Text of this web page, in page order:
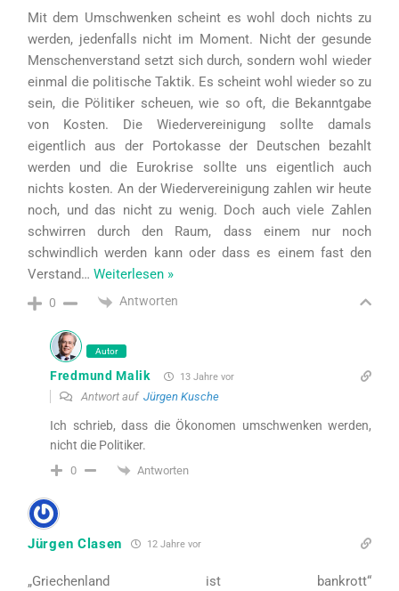
Mit dem Umschwenken scheint es wohl doch nichts zu
werden, jedenfalls nicht im Moment. Nicht der gesunde
Menschenverstand setzt sich durch, sondern wohl wieder
einmal die politische Taktik. Es scheint wohl wieder so zu
sein, die Pölitiker scheuen, wie so oft, die Bekanntgabe
von Kosten. Die Wiedervereinigung sollte damals
eigentlich aus der Portokasse der Deutschen bezahlt
werden und die Eurokrise sollte uns eigentlich auch
nichts kosten. An der Wiedervereinigung zahlen wir heute
noch, und das nicht zu wenig. Doch auch viele Zahlen
schwirren durch den Raum, dass einem nur noch
schwindlich werden kann oder dass es einem fast den
Verstand… Weiterlesen »
0 Antworten
Autor
Fredmund Malik 13 Jahre vor
Antwort auf Jürgen Kusche
Ich schrieb, dass die Ökonomen umschwenken werden,
nicht die Politiker.
0 Antworten
Jürgen Clasen 12 Jahre vor
„Griechenland ist bankrott“